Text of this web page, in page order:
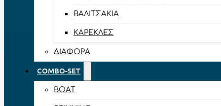
ΒΑΛΙΤΣΆΚΙΑ
ΚΑΡΈΚΛΕΣ
ΔΙΆΦΟΡΑ
COMBO-SET
BOAT